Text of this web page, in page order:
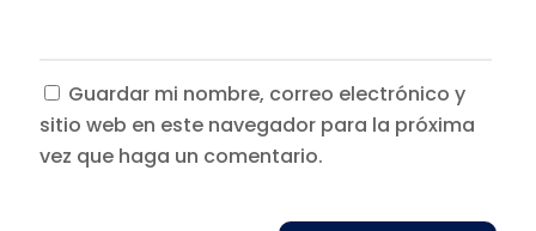
Guardar mi nombre, correo electrónico y
sitio web en este navegador para la próxima
vez que haga un comentario.